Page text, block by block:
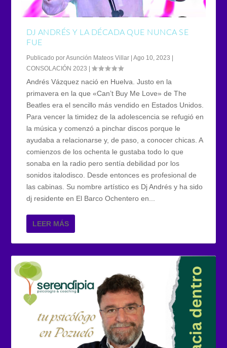
DJ ANDRÉS Y LA DÉCADA QUE NUNCA SE
FUE
Publicado porAsunción Mateos Villar |Ago 10, 2023 |
CONSOLACIÓN 2023 |
Andrés Vázquez nació en Huelva. Justo en la
primavera en la que «Can’t Buy Me Love» de The
Beatles era el sencillo más vendido en Estados Unidos.
Para vencer la timidez de la adolescencia se refugió en
la música y comenzó a pinchar discos porque le
ayudaba a relacionarse y, de paso, a conocer chicas. A
comienzos de los ochenta le gustaba todo lo que
sonaba en la radio pero sentía debilidad por los
sonidos italodisco. Desde entonces es profesional de
las cabinas. Su nombre artístico es Dj Andrés y ha sido
dj residente en El Barco Ochentero en...
LEER MÁS